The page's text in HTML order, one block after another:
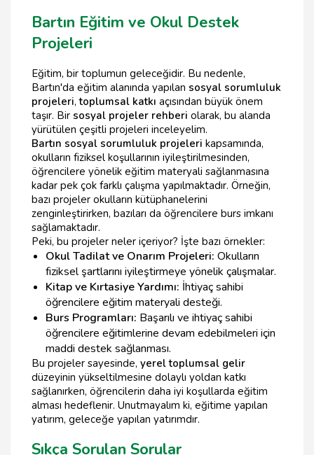
Bartın Eğitim ve Okul Destek
Projeleri
Eğitim, bir toplumun geleceğidir. Bu nedenle,
Bartın'da eğitim alanında yapılan sosyal sorumluluk
projeleri,toplumsal katkı açısından büyük önem
taşır. Bir sosyal projeler rehberi olarak, bu alanda
yürütülen çeşitli projeleri inceleyelim.
Bartın sosyal sorumluluk projeleri kapsamında,
okulların fiziksel koşullarının iyileştirilmesinden,
öğrencilere yönelik eğitim materyali sağlanmasına
kadar pek çok farklı çalışma yapılmaktadır. Örneğin,
bazı projeler okulların kütüphanelerini
zenginleştirirken, bazıları da öğrencilere burs imkanı
sağlamaktadır.
Peki, bu projeler neler içeriyor? İşte bazı örnekler:
Okul Tadilat ve Onarım Projeleri: Okulların
fiziksel şartlarını iyileştirmeye yönelik çalışmalar.
Kitap ve Kırtasiye Yardımı: İhtiyaç sahibi
öğrencilere eğitim materyali desteği.
Burs Programları: Başarılı ve ihtiyaç sahibi
öğrencilere eğitimlerine devam edebilmeleri için
maddi destek sağlanması.
Bu projeler sayesinde, yerel toplumsal gelir
düzeyinin yükseltilmesine dolaylı yoldan katkı
sağlanırken, öğrencilerin daha iyi koşullarda eğitim
alması hedeflenir. Unutmayalım ki, eğitime yapılan
yatırım, geleceğe yapılan yatırımdır.
Sıkça Sorulan Sorular